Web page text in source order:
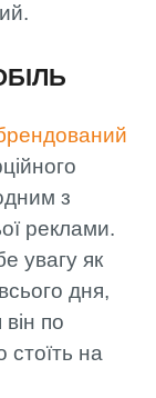
з
реклами.
увагу як
дня,
по
стоїть на